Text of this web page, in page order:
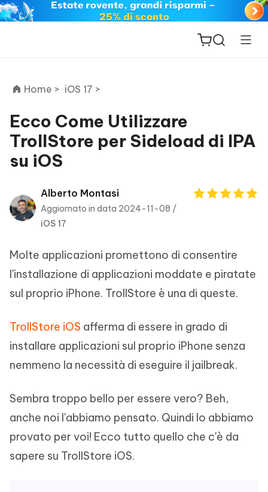
ReiBoot
for iOS
PDNob
PDF
Editor
New
iAnyGo
Home > iOS 17 >
Ecco Come Utilizzare
TrollStore per Sideload di IPA
su iOS
Alberto Montasi
Aggiornato in data 2024-11-08 /
iOS 17
Molte applicazioni promettono di consentire
l'installazione di applicazioni moddate e piratate
sul proprio iPhone. TrollStore è una di queste.
TrollStore iOS afferma di essere in grado di
installare applicazioni sul proprio iPhone senza
nemmeno la necessità di eseguire il jailbreak.
Sembra troppo bello per essere vero? Beh,
anche noi l'abbiamo pensato. Quindi lo abbiamo
provato per voi! Ecco tutto quello che c'è da
sapere su TrollStore iOS.